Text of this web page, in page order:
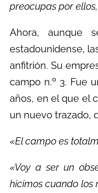
preocupas por
Ahora, aunque
estadounidense,
anfitrión. Su
campo n.º 3. Fue
años, en el que el
un nuevo trazado,
«El campo es
«Voy a ser un
hicimos cuando los